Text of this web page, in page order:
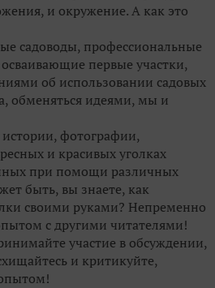
и окружение. А как это
садоводы, профессиональные
первые участки,
об использовании садовых
обменяться идеями, мы и
истории, фотографии,
и красивых уголках
при помощи различных
быть, вы знаете, как
своими руками? Непременно
с другими читателями!
участие в обсуждении,
и критикуйте,